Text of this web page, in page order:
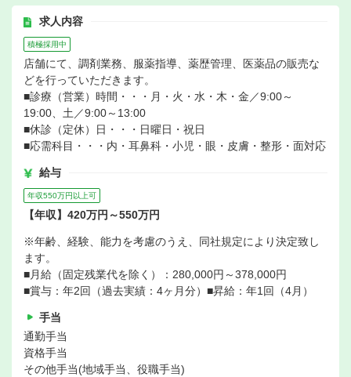
求人内容
積極採用中
店舗にて、調剤業務、服薬指導、薬歴管理、医薬品の販売な
どを行っていただきます。
■診療（営業）時間・・・月・火・水・木・金／9:00～
19:00、土／9:00～13:00
■休診（定休）日・・・日曜日・祝日
■応需科目・・・内・耳鼻科・小児・眼・皮膚・整形・面対応
給与
年収550万円以上可
【年収】420万円～550万円
※年齢、経験、能力を考慮のうえ、同社規定により決定致し
ます。
■月給（固定残業代を除く）：280,000円～378,000円
■賞与：年2回（過去実績：4ヶ月分）■昇給：年1回（4月）
手当
通勤手当
資格手当
その他手当(地域手当、役職手当)